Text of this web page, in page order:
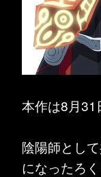
本作は8月31
陰陽師とし
になったろ